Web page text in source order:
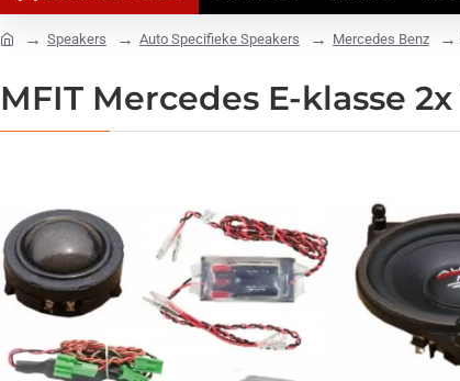
Speakers Auto Specifieke Speakers Mercedes Benz
MFIT Mercedes E-klasse